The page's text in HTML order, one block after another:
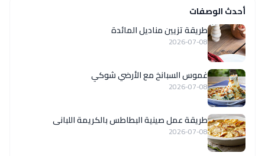
أحدث الوصفات
طريقة تزيين مناديل المائدة
2026-07-08
غموس السبانخ مع الأرضي شوكي
2026-07-08
طريقة عمل صينية البطاطس بالكريمة اللبانى
2026-07-08